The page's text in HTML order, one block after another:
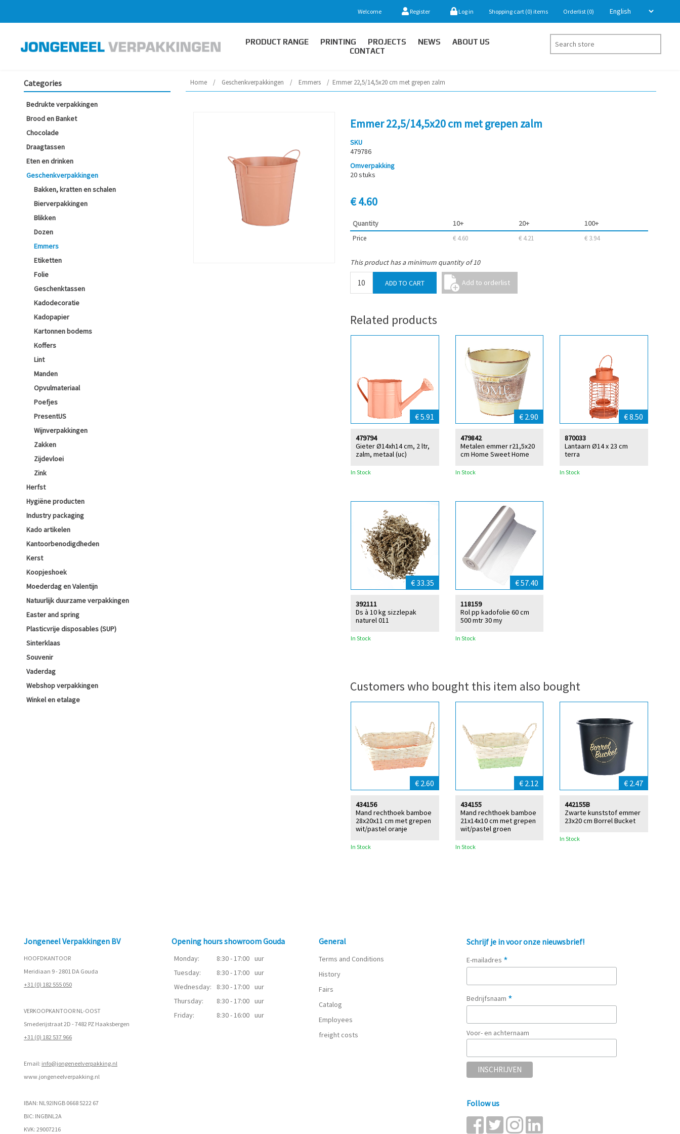
Welcome Register Log in Shopping cart (0) items Orderlist (0)
PRODUCT RANGE PRINTING PROJECTS NEWS
ABOUT US
CONTACT
Categories
Bedrukte verpakkingen
Brood en Banket
Chocolade
Draagtassen
Eten en drinken
Geschenkverpakkingen
Bakken, kratten en schalen
Bierverpakkingen
Blikken
Dozen
Emmers
Etiketten
Folie
Geschenktassen
Kadodecoratie
Kadopapier
Kartonnen bodems
Koffers
Lint
Manden
Opvulmateriaal
Poefjes
PresentUS
Wijnverpakkingen
Zakken
Zijdevloei
Zink
Herfst
Hygiëne producten
Industry packaging
Kado artikelen
Kantoorbenodigdheden
Kerst
Koopjeshoek
Moederdag en Valentijn
Natuurlijk duurzame verpakkingen
Easter and spring
Plasticvrije disposables (SUP)
Sinterklaas
Souvenir
Vaderdag
Webshop verpakkingen
Winkel en etalage
Home / Geschenkverpakkingen / Emmers / Emmer 22,5/14,5x20 cm met grepen zalm
Emmer 22,5/14,5x20 cm met grepen zalm
SKU
479786
Omverpakking
20 stuks
€ 4.60
Quantity 10+ 20+ 100+
Price € 4.60 € 4.21 € 3.94
This product has a minimum quantity of 10
Related products
€ 5.91
Gieter Ø14xh14 cm, 2 ltr,
zalm, metaal (uc)
479794
In Stock
€ 2.90
Metalen emmer r21,5x20
cm Home Sweet Home
479842
In Stock
€ 8.50
Lantaarn Ø14 x 23 cm
terra
870033
In Stock
€ 33.35
Ds à 10 kg sizzlepak
naturel 011
392111
In Stock
€ 57.40
Rol pp kadofolie 60 cm
500 mtr 30 my
118159
In Stock
Customers who bought this item also bought
€ 2.60
Mand rechthoek bamboe
28x20x11 cm met grepen
wit/pastel oranje
434156
In Stock
€ 2.12
Mand rechthoek bamboe
21x14x10 cm met grepen
wit/pastel groen
434155
In Stock
€ 2.47
Zwarte kunststof emmer
23x20 cm Borrel Bucket
442155B
In Stock
Jongeneel Verpakkingen BV
HOOFDKANTOOR
Meridiaan 9 - 2801 DA Gouda
+31 (0) 182 555 050
VERKOOPKANTOOR NL-OOST
Smederijstraat 2D - 7482 PZ Haaksbergen
+31 (0) 182 537 966
Email: info@jongeneelverpakking.nl
www.jongeneelverpakking.nl
IBAN: NL92INGB 0668 5222 67
BIC: INGBNL2A
KVK: 29007216
Opening hours showroom Gouda
Monday: 8:30 - 17:00 uur
Tuesday:
8:30 - 17:00 uur
Wednesday:
8:30 - 17:00 uur
Thursday:
8:30 - 17:00 uur
Friday:
8:30 - 16:00 uur
General
Terms and Conditions
History
Fairs
Catalog
Employees
freight costs
Schrijf je in voor onze nieuwsbrief!
E-mailadres *
Bedrijfsnaam *
Voor- en achternaam
Follow us